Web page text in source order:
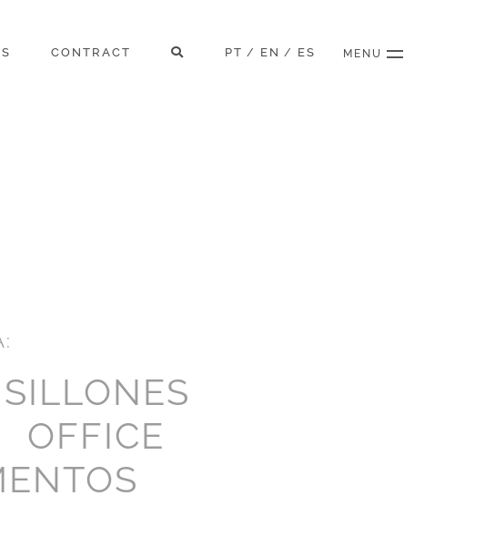
CONTRACT PT / EN / ES MENU
SILLONES
OFFICE